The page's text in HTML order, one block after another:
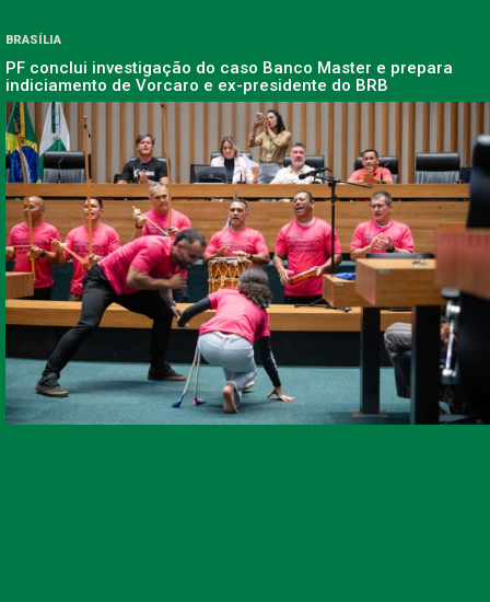
BRASÍLIA
PF conclui investigação do caso Banco Master e prepara
indiciamento de Vorcaro e ex-presidente do BRB